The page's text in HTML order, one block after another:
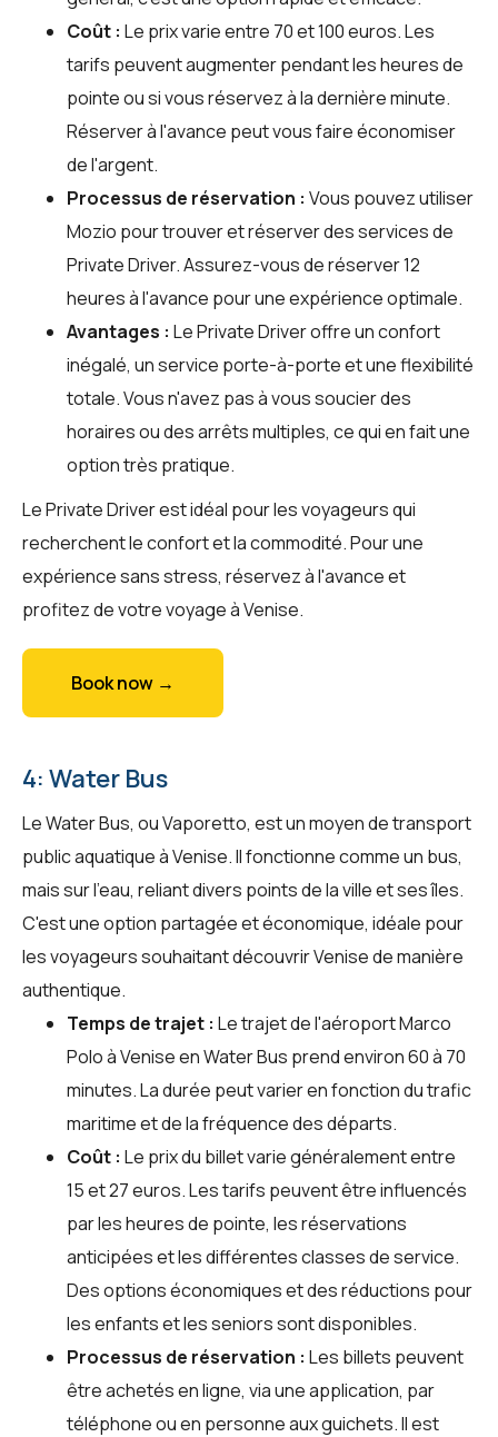
Coût : Le prix varie entre 70 et 100 euros. Les
tarifs peuvent augmenter pendant les heures de
pointe ou si vous réservez à la dernière minute.
Réserver à l'avance peut vous faire économiser
de l'argent.
Processus de réservation : Vous pouvez utiliser
Mozio pour trouver et réserver des services de
Private Driver. Assurez-vous de réserver 12
heures à l'avance pour une expérience optimale.
Avantages : Le Private Driver offre un confort
inégalé, un service porte-à-porte et une flexibilité
totale. Vous n'avez pas à vous soucier des
horaires ou des arrêts multiples, ce qui en fait une
option très pratique.
Le Private Driver est idéal pour les voyageurs qui
recherchent le confort et la commodité. Pour une
expérience sans stress, réservez à l'avance et
profitez de votre voyage à Venise.
Book now →
4: Water Bus
Le Water Bus, ou Vaporetto, est un moyen de transport
public aquatique à Venise. Il fonctionne comme un bus,
mais sur l'eau, reliant divers points de la ville et ses îles.
C'est une option partagée et économique, idéale pour
les voyageurs souhaitant découvrir Venise de manière
authentique.
Temps de trajet : Le trajet de l'aéroport Marco
Polo à Venise en Water Bus prend environ 60 à 70
minutes. La durée peut varier en fonction du trafic
maritime et de la fréquence des départs.
Coût : Le prix du billet varie généralement entre
15 et 27 euros. Les tarifs peuvent être influencés
par les heures de pointe, les réservations
anticipées et les différentes classes de service.
Des options économiques et des réductions pour
les enfants et les seniors sont disponibles.
Processus de réservation : Les billets peuvent
être achetés en ligne, via une application, par
téléphone ou en personne aux guichets. Il est